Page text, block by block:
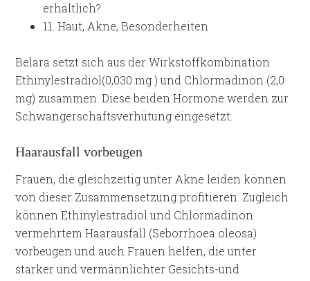
erhältlich?
11. Haut, Akne, Besonderheiten
Belara setzt sich aus der Wirkstoffkombination
Ethinylestradiol(0,030 mg ) und Chlormadinon (2,0
mg) zusammen. Diese beiden Hormone werden zur
Schwangerschaftsverhütung eingesetzt.
Haarausfall vorbeugen
Frauen, die gleichzeitig unter Akne leiden können
von dieser Zusammensetzung profitieren. Zugleich
können Ethinylestradiol und Chlormadinon
vermehrtem Haarausfall (Seborrhoea oleosa)
vorbeugen und auch Frauen helfen, die unter
starker und vermännlichter Gesichts-und